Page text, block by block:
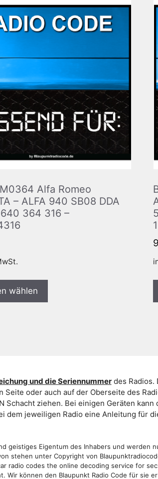
Alfa Romeo
– ALFA 940 SB08 DDA
364 316 –
wählen
und die Seriennummerdes Radios.
oder auch auf der Oberseite des
Schacht ziehen. Bei einigen Geräten
dem jeweiligen Radio eine Anleitung für
geistiges Eigentum des Inhabers und werden
stehen unter Copyright von
radio codes the online decoding service for
Wir können den Blaupunkt Radio Code für sie